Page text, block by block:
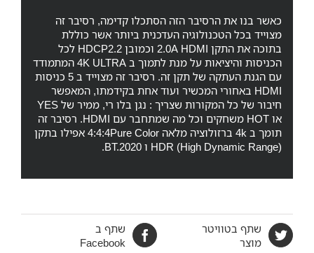
כאשר בנו את הרסיבר הזה הסתכלו קדימה, רסיבר זה
מצוייד בכל הטכנולוגיה העדכנית ביותר אשר כוללת
בתוכה את התקן 2.0A HDMI וכמובן HDCP2.2 לכל
הכניסות והיציאות על מנת לתמוך ב 4K ULTRA המתמודד
עם הגנת העתקה של תקן זה. רסיבר זה מצוייד ב 5 כניסות
HDMI באחורי המכשיר ועוד אחת בקידמתו, המאפשר
חיבור של כל המקורות שצריך : נגן בלו רי, ממיר של YES
או HOT משחקים וכל מה שמתחבר עם HDMI. רסיבר זה
תומך ב 4k ברזולוציה מלאה 4:4:4Pure Color אפילו בתקן
HDR (High Dynamic Range) ו BT.2020.
שתף ב
Facebook
שתף בטוויטר
מוצר